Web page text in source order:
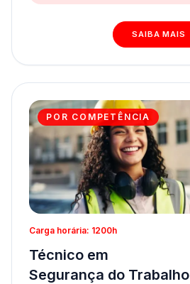
SAIBA MAIS
POR COMPETÊNCIA
Carga horária: 1200h
Técnico em
Segurança do Trabalho